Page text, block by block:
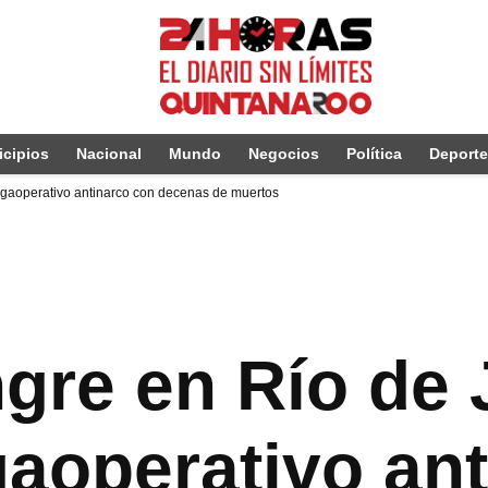
Nacional Mundo Negocios Política
antinarco con decenas de muertos
en Río de